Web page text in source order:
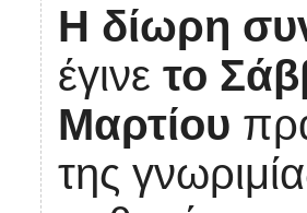
Η δίωρη
έγινε το
Μαρτίου
της